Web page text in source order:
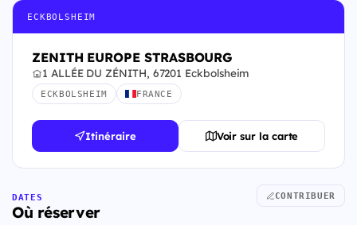
ECKBOLSHEIM
ZENITH EUROPE STRASBOURG
1 ALLÉE DU ZÉNITH, 67201 Eckbolsheim
ECKBOLSHEIM FRANCE
Itinéraire Voir sur la carte
DATES
Où réserver
CONTRIBUER